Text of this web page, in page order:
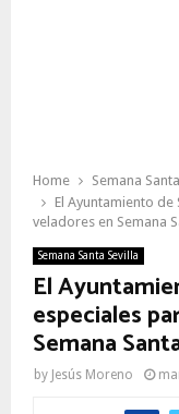
Home
Semana
El Ayuntamiento
veladores en Semana
Semana Santa Sevilla
El
especiales
Semana
by Jesús Moreno